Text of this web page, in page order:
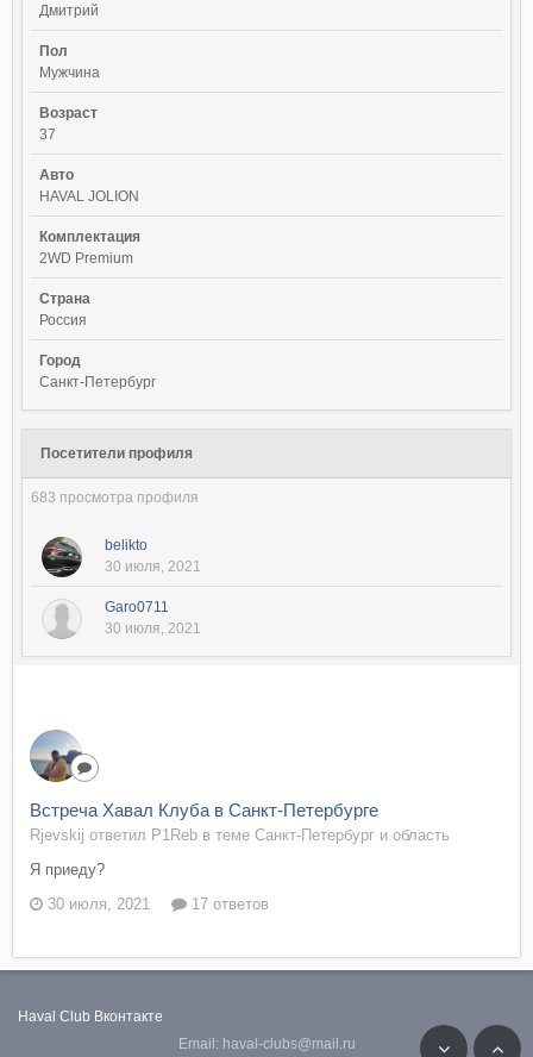
Дмитрий
Пол
Мужчина
Возраст
37
Авто
HAVAL JOLION
Комплектация
2WD Premium
Страна
Россия
Город
Санкт-Петербург
Посетители профиля
683 просмотра профиля
belikto
30 июля, 2021
Garo0711
30 июля, 2021
Встреча Хавал Клуба в Санкт-Петербурге
Rjevskij ответил P1Reb в теме Санкт-Петербург и область
Я приеду?
30 июля, 2021
17 ответов
Haval Club Вконтакте
Email: haval-clubs@mail.ru